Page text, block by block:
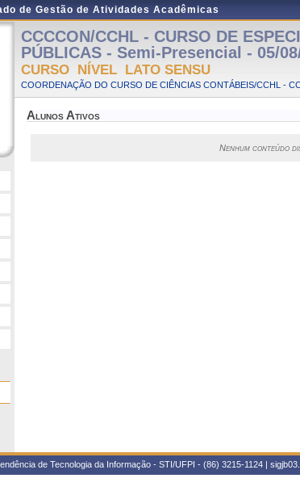
de Gestão de Atividades Acadêmicas
CCCCON/CCHL - CURSO DE
PÚBLICAS - Semi-Presencial - 05/
CURSO NÍVEL LATO SENSU
COORDENAÇÃO DO CURSO DE CIÊNCIAS CONTÁBEIS/CCHL -
Alunos Ativos
Nenhum conteúdo
de Tecnologia da Informação - STI/UFPI - (86) 3215-1124 |